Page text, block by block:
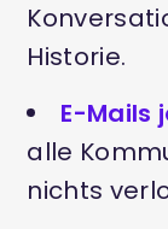
Historie.
E-Mails
alle
nichts